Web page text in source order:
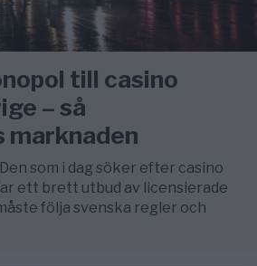
till casino
– så
marknaden
Den som i dag söker efter casino
ett brett utbud av licensierade
följa svenska regler och